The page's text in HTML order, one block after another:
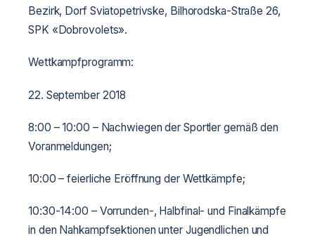
Bezirk, Dorf Sviatopetrivske, Bilhorodska-Straße 26,
SPK «Dobrovolets».
Wettkampfprogramm:
22. September 2018
8:00 – 10:00 – Nachwiegen der Sportler gemäß den
Voranmeldungen;
10:00 – feierliche Eröffnung der Wettkämpfe;
10:30-14:00 – Vorrunden-, Halbfinal- und Finalkämpfe
in den Nahkampfsektionen unter Jugendlichen und